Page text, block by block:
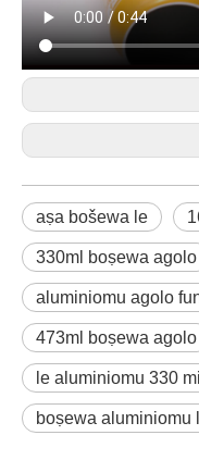
aṣa bošewa le
330ml boṣewa agolo
aluminiomu agolo
473ml boṣewa agolo
le aluminiomu 330
boṣewa aluminiomu